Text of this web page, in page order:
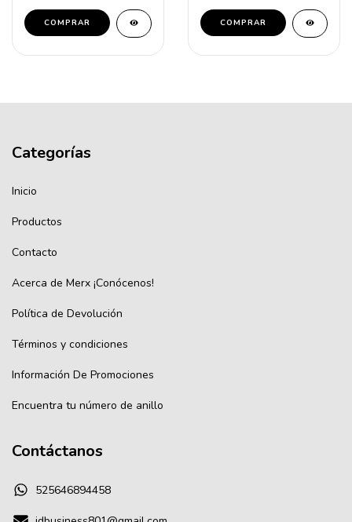
COMPRAR COMPRAR
Categorías
Inicio
Productos
Contacto
Acerca de Merx ¡Conócenos!
Política de Devolución
Términos y condiciones
Información De Promociones
Encuentra tu número de anillo
Contáctanos
525646894458